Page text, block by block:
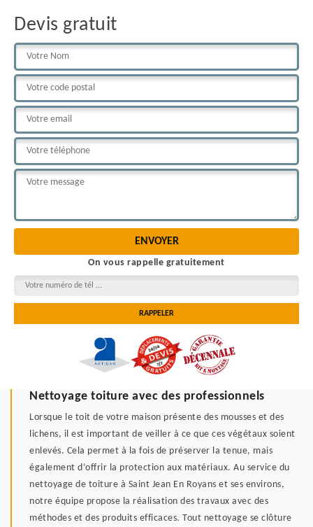
Devis gratuit
On vous rappelle gratuitement
Nettoyage toiture avec des professionnels
Lorsque le toit de votre maison présente des mousses et des
lichens, il est important de veiller à ce que ces végétaux soient
enlevés. Cela permet à la fois de préserver la tenue, mais
également d’offrir la protection aux matériaux. Au service du
nettoyage de toiture à Saint Jean En Royans et ses environs,
notre équipe propose la réalisation des travaux avec des
méthodes et des produits efficaces. Tout nettoyage se clôture